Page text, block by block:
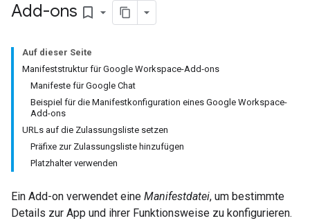
Add-ons bookmark_border
Auf dieser Seite
Manifeststruktur für Google Workspace-Add‑ons
Manifeste für Google Chat
Beispiel für die Manifestkonfiguration eines Google Workspace-
Add-ons
URLs auf die Zulassungsliste setzen
Präfixe zur Zulassungsliste hinzufügen
Platzhalter verwenden
Ein Add-on verwendet eine Manifestdatei, um bestimmte
Details zur App und ihrer Funktionsweise zu konfigurieren.